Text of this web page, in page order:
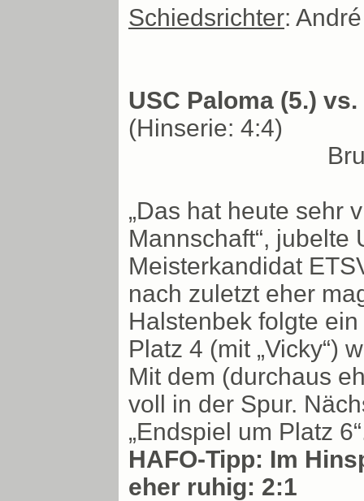
Schiedsrichter:
USC Paloma (5.)
(Hinserie: 4:4)
„Das hat heute sehr
Mannschaft“,
Meisterkandidat
nach zuletzt eher
Halstenbek folgte
Platz 4 (mit „Vicky“)
Mit dem (durchaus
voll in der Spur.
„Endspiel um Platz
HAFO-Tipp: Im
eher ruhig: 2:1